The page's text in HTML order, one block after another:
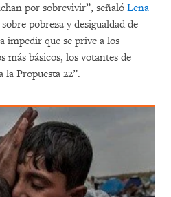
por sobrevivir”, señaló Lena
pobreza y desigualdad de
impedir que se prive a los
más básicos, los votantes de
Propuesta 22”.